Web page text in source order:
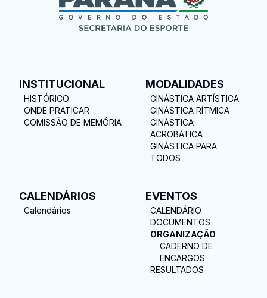
INSTITUCIONAL
HISTÓRICO
ONDE PRATICAR
COMISSÃO DE MEMÓRIA
MODALIDADES
GINÁSTICA ARTÍSTICA
GINÁSTICA RÍTMICA
GINÁSTICA
ACROBÁTICA
GINÁSTICA PARA
TODOS
CALENDÁRIOS
Calendários
EVENTOS
CALENDÁRIO
DOCUMENTOS
ORGANIZAÇÃO
CADERNO DE
ENCARGOS
RESULTADOS